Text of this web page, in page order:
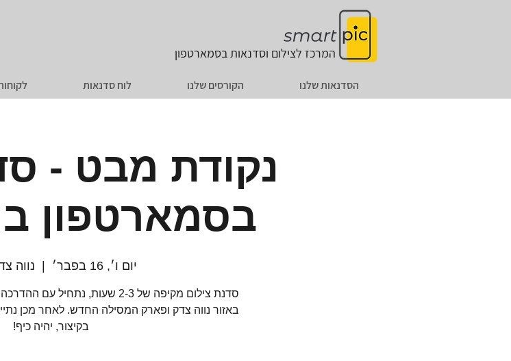
המרכז לצילום וסדנאותבסמארטפון
לוח סדנאות הקורסים שלנו הסדנאות שלנו
נקודת מבט -
בסמארטפון
יום ו׳, 16 בפבר׳ נווה
סדנת צילום מקיפה של 2-3 שעות,
באזור נווה צדק ופארק המסילה החדש. לאחר מכן
בקיצור, יהיה כיף!